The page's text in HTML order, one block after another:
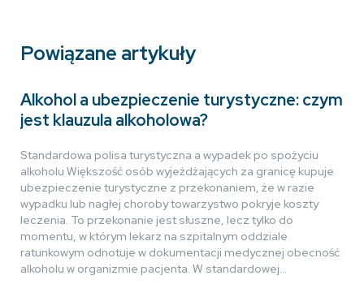
Powiązane artykuły
Alkohol a ubezpieczenie turystyczne: czym
jest klauzula alkoholowa?
Standardowa polisa turystyczna a wypadek po spożyciu
alkoholu Większość osób wyjeżdżających za granicę kupuje
ubezpieczenie turystyczne z przekonaniem, że w razie
wypadku lub nagłej choroby towarzystwo pokryje koszty
leczenia. To przekonanie jest słuszne, lecz tylko do
momentu, w którym lekarz na szpitalnym oddziale
ratunkowym odnotuje w dokumentacji medycznej obecność
alkoholu w organizmie pacjenta. W standardowej…